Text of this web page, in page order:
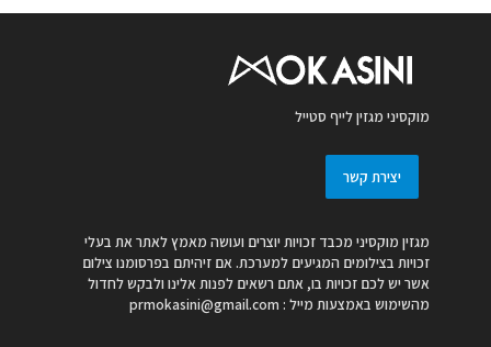
מוקסיני מגזין לייף סטייל
יצירת קשר
מגזין מוקסיני מכבד זכויות יוצרים ועושה מאמץ לאתר את בעלי
זכויות בצילומים המגיעים למערכת. אם זיהיתם בפרסומנו צילום
אשר יש לכם זכויות בו, אתם רשאים לפנות אלינו ולבקש לחדול
מהשימוש באמצעות מייל : prmokasini@gmail.com